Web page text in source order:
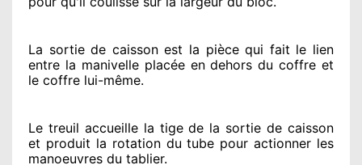
La sortie de caisson est la pièce qui fait le lien
entre la manivelle placéeen dehors du coffre et
le coffre lui-même.
Le treuil accueille la tige de la sortie de caisson
et produit la rotation du tube pour actionner les
manoeuvres du tablier.